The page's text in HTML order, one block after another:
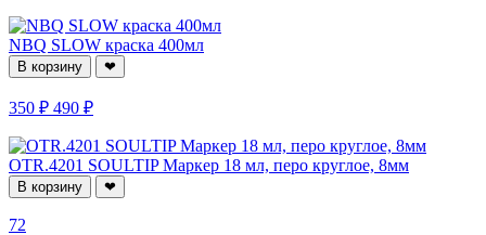
NBQ SLOW краска 400мл
В корзину ❤
350 ₽ 490 ₽
OTR.4201 SOULTIP Маркер 18 мл, перо круглое, 8мм
В корзину ❤
72